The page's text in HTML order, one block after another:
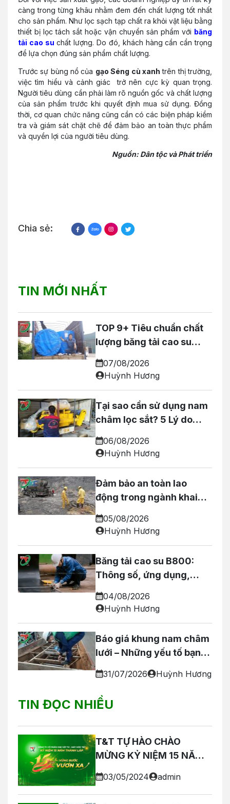
càng trong từng khâu nhằm đem đến chất lượng tốt nhất
cho sản phẩm. Như lọc sạch tạp chất ra khỏi vật liệu bằng
thiết bị lọc tách sắt hoặc vận chuyển sản phẩm với băng
tải cao su chất lượng. Do đó, khách hàng cần cẩn trọng
để lựa chọn đúng sản phẩm chất lượng.
Trước sự bùng nổ của gạo Séng cù xanh trên thị trường,
việc tìm hiểu và cảnh giác trở nên cực kỳ quan trọng.
Người tiêu dùng cần phải làm rõ nguồn gốc và chất lượng
của sản phẩm trước khi quyết định mua sử dụng. Đồng
thời, cơ quan chức năng cũng cần có các biện pháp kiểm
tra và giám sát chặt chẽ để đảm bảo an toàn thực phẩm
và quyền lợi của người tiêu dùng.
Nguồn: Dân tộc và Phát triển
Chia sẻ:
TIN MỚI NHẤT
TOP 9+ Tiêu chuẩn chất
lượng băng tải cao su
LÒNG
07/08/2026
Huỳnh Hương
Tại sao cần sử dụng nam
châm lọc sắt? 5 Lý do
06/08/2026
Huỳnh Hương
Đảm bảo an toàn lao
động trong ngành khai
xây dựng tại Nghệ An
05/08/2026
Huỳnh Hương
Băng tải cao su B800:
Thông số, ứng dụng,
04/08/2026
Huỳnh Hương
Báo giá khung nam châm
lưới – Những yếu tố bạn
hàng
31/07/2026 Huỳnh Hương
TIN ĐỌC NHIỀU
T&T TỰ HÀO CHÀO
MỪNG KỶ NIỆM 15 NĂM
03/05/2024 admin